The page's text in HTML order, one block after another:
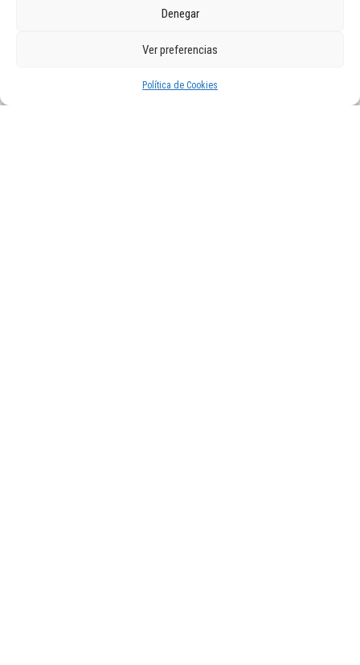
Denegar
Ver preferencias
Política de Cookies